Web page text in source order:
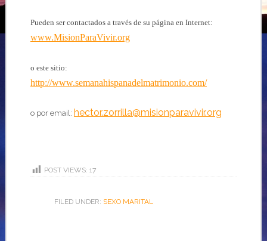
Pueden ser contactados a través de su página en Internet:
www.MisionParaVivir.org
o este sitio:
http://www.semanahispanadelmatrimonio.com/
o por email: hector.zorrilla@misionparavivir.org
POST VIEWS: 17
FILED UNDER: SEXO MARITAL